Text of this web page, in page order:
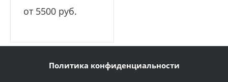
от 5500 руб.
Политика конфиденциальности